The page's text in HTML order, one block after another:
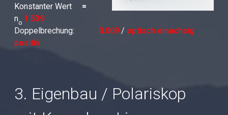
Konstanter Wert
=
no 1.539
Doppelbrechung: 0.009 / optisch einachsig
positiv
3. Eigenbau / Polariskop